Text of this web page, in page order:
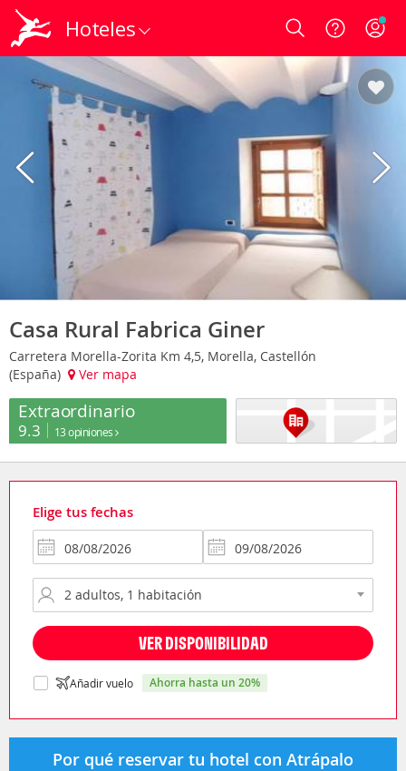
Hoteles Login
Casa Rural Fabrica Giner
Carretera Morella-Zorita Km 4,5, Morella, Castellón
(España)
Ver mapa
Extraordinario
9.3 13 opiniones
Elige tus fechas
VER DISPONIBILIDAD
Añadir vuelo ahorra hasta un 20%
Por qué reservar tu hotel con Atrápalo